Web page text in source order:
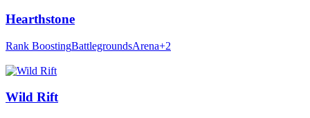
Hearthstone
Rank BoostingBattlegroundsArena+2
Wild Rift